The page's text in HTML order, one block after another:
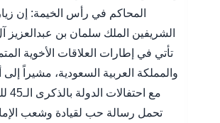
المحاكم في رأس الخيمة: إن
الشريفين الملك سلمان بن عبدالعزيز
تأتي في إطارات العلاقات الأخوية
والمملكة العربية السعودية، مشيراً إلى
مع
تحمل رسالة حب لقيادة وشعب